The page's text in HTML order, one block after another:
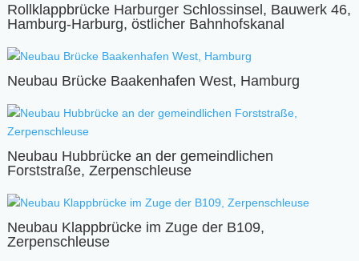
Rollklappbrücke Harburger Schlossinsel, Bauwerk 46,
Hamburg-Harburg, östlicher Bahnhofskanal
Neubau Brücke Baakenhafen West, Hamburg
Neubau Hubbrücke an der gemeindlichen
Forststraße, Zerpenschleuse
Neubau Klappbrücke im Zuge der B109,
Zerpenschleuse